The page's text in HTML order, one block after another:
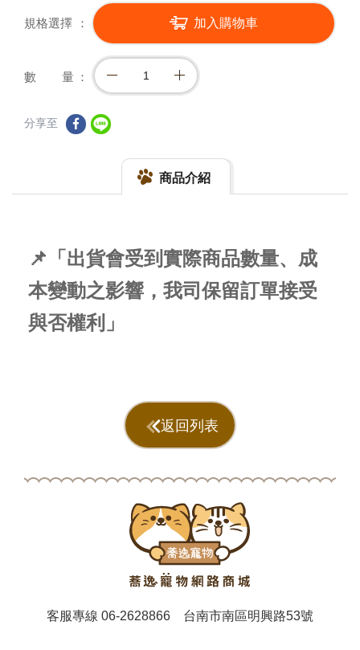
規格選擇 加入購物車
數 量
分享至
商品介紹
📌「出貨會受到實際商品數量、成
本變動之影響，我司保留訂單接受
與否權利」
返回列表
客服專線06-2628866 台南市南區明興路53號